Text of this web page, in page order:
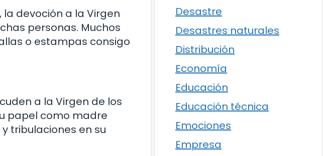
devoción a la Virgen
personas. Muchos
o estampas consigo
a la Virgen de los
papel como madre
tribulaciones en su
Desastre
Desastres naturales
Distribución
Economía
Educación
Educación técnica
Emociones
Empresa